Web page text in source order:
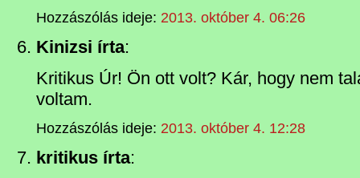
Hozzászólás ideje: 2013. október 4. 06:26
Kinizsi írta:
Kritikus Úr! Ön ott volt? Kár, hogy nem
voltam.
Hozzászólás ideje: 2013. október 4. 12:28
kritikus írta: